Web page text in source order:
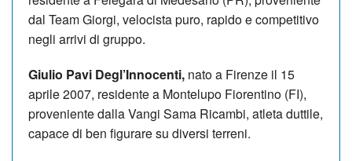
dal Team Giorgi, velocista puro, rapido e competitivo
negli arrivi di gruppo.
Giulio Pavi Degl’Innocenti, nato a Firenze il 15
aprile 2007, residente a Montelupo Fiorentino (FI),
proveniente dalla Vangi Sama Ricambi, atleta duttile,
capace di ben figurare su diversi terreni.